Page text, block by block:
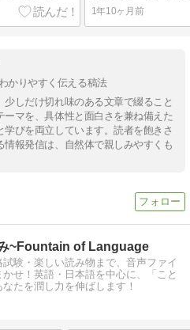
1年10ヶ月前
かりやすく伝える稿法
しだけ切れ味のある文章で綴ること
マを、具体性と面白さを兼ね備えた
びを両立しています。読者を飽きさ
報発信は、自然体で親しみやすくも
~Fountain of Language
験・楽しい読み物まで、音声ファイ
せ！英語・日本語を中心に、「こと
たを潤し力を伸ばします！